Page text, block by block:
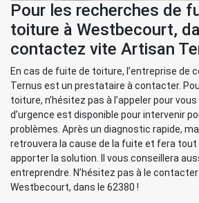
Pour les recherches de
toiture à Westbecourt,
contactez vite Artisan
En cas de fuite de toiture, l’entreprise de
Ternus est un prestataire à contacter.
toiture, n’hésitez pas à l’appeler pour
d’urgence est disponible pour intervenir
problèmes. Après un diagnostic rapide,
retrouvera la cause de la fuite et fera tout
apporter la solution. Il vous conseillera
entreprendre. N’hésitez pas à le
Westbecourt, dans le 62380 !